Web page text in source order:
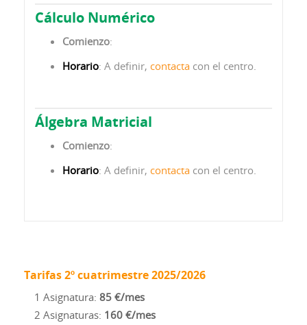
Cálculo Numérico
Comienzo:
Horario: A definir, contacta con el centro.
Álgebra Matricial
Comienzo:
Horario: A definir, contacta con el centro.
Tarifas 2º cuatrimestre 2025/2026
1 Asignatura: 85 €/mes
2 Asignaturas: 160 €/mes